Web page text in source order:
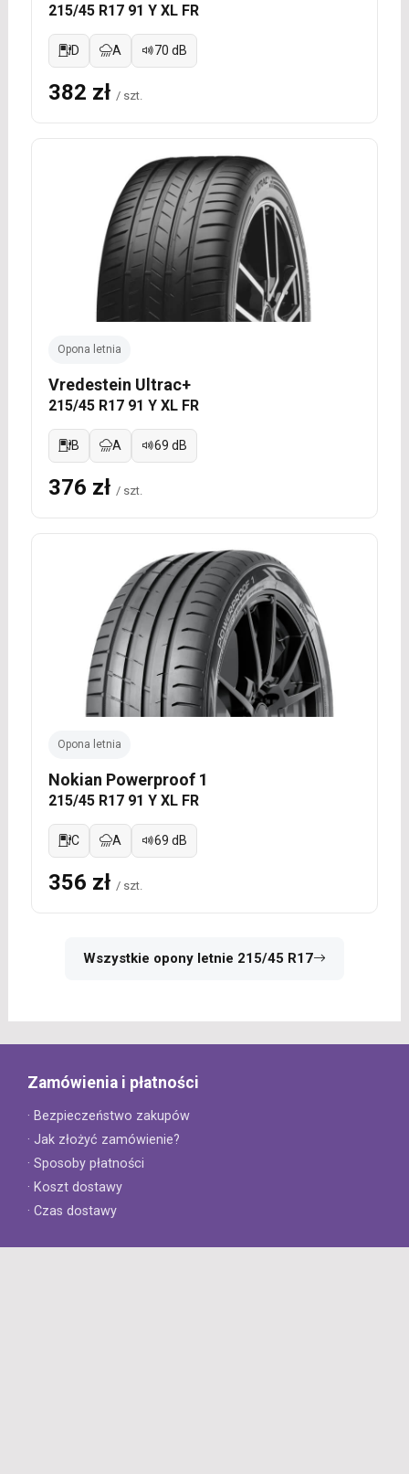
215/45 R17 91 Y XL FR
D A 70 dB
382 zł / szt.
Opona letnia
Vredestein Ultrac+
215/45 R17 91 Y XL FR
B A 69 dB
376 zł / szt.
Opona letnia
Nokian Powerproof 1
215/45 R17 91 Y XL FR
C A 69 dB
356 zł / szt.
Wszystkie opony letnie 215/45 R17
Zamówienia i płatności
· Bezpieczeństwo zakupów
· Jak złożyć zamówienie?
· Sposoby płatności
· Koszt dostawy
· Czas dostawy